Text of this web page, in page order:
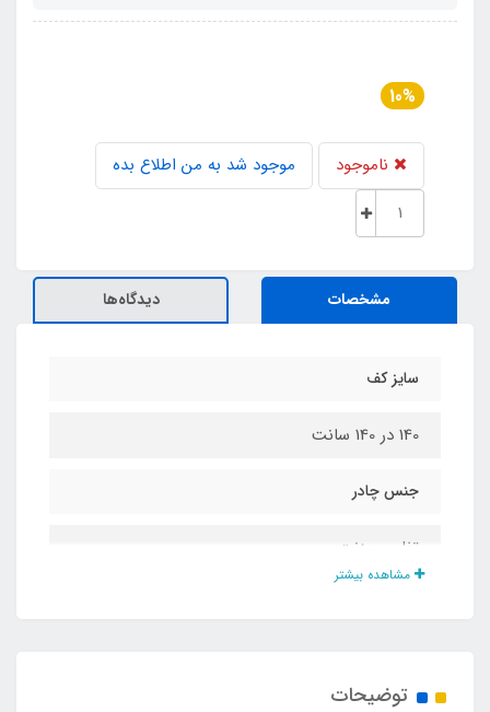
10%
ناموجود موجود شد به من اطلاع بده
مشخصات دیدگاه‌ها
سایز کف
140 در 140 سانت
جنس چادر
تفلون برزنت
مشاهده بیشتر
توضیحات